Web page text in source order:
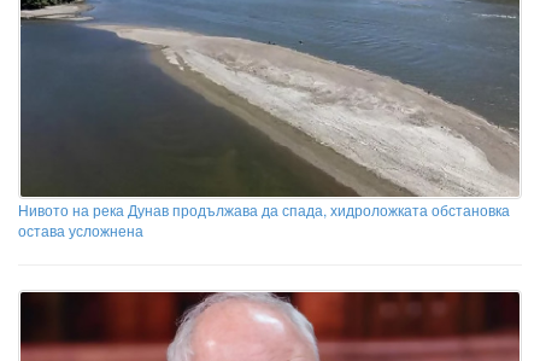
Нивото на река Дунав продължава да спада, хидроложката обстановка
остава усложнена